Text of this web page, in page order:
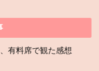
有料席で観た感想